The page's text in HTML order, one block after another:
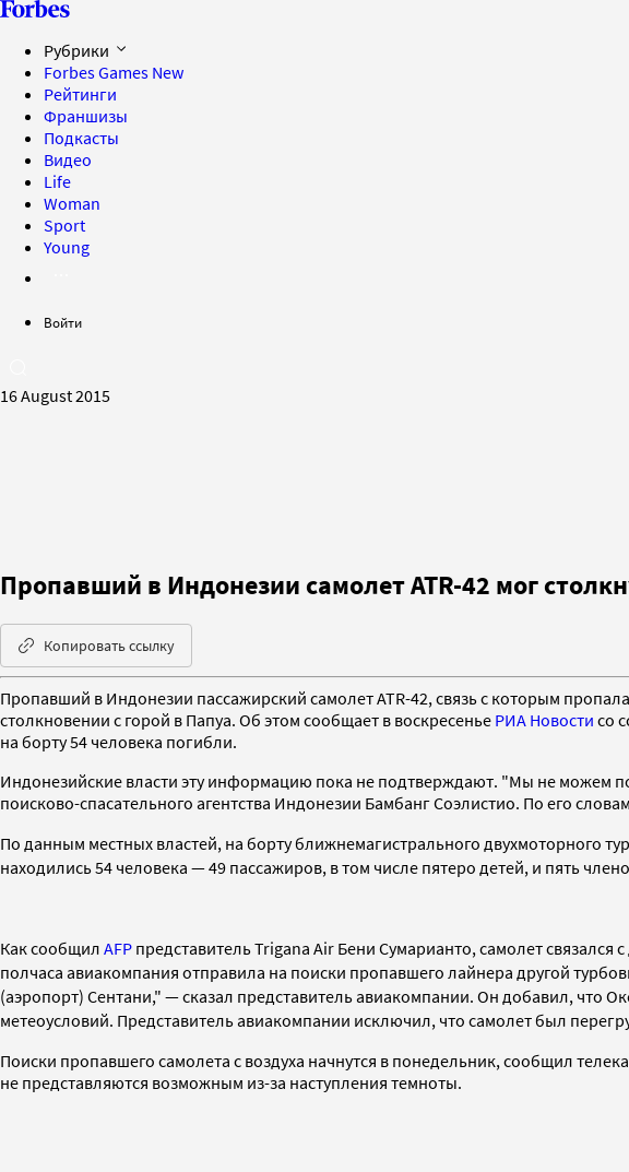
Рубрики
Forbes Games New
Рейтинги
Франшизы
Подкасты
Видео
Life
Woman
Sport
Young
Войти
16 August 2015
Пропавший в Индонезии самолет ATR-42 мог
Копировать ссылку
Пропавший в Индонезии пассажирский самолет ATR-42, связь с которым
столкновении с горой в Папуа. Об этом сообщает в воскресенье РИА Новости со
на борту 54 человека погибли.
Индонезийские власти эту информацию пока не подтверждают. "Мы не можем
поисково-спасательного агентства Индонезии Бамбанг Соэлистио. По его
По данным местных властей, на борту ближнемагистрального двухмоторного
находились 54 человека — 49 пассажиров, в том числе пятеро детей, и пять
Как сообщил AFP представитель Trigana Air Бени Сумарианто, самолет
полчаса авиакомпания отправила на поиски пропавшего лайнера другой
(аэропорт) Сентани," — сказал представитель авиакомпании. Он добавил, что
метеоусловий. Представитель авиакомпании исключил, что самолет был
Поиски пропавшего самолета с воздуха начнутся в понедельник, сообщил
не представляются возможным из-за наступления темноты.